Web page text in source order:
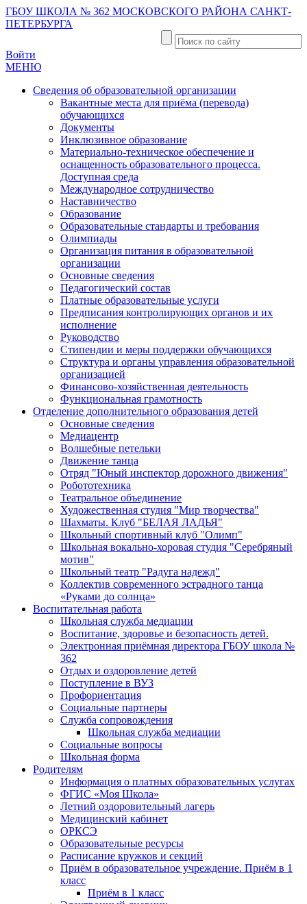
ГБОУ ШКОЛА № 362 МОСКОВСКОГО РАЙОНА САНКТ-
ПЕТЕРБУРГА
Войти
МЕНЮ
Сведения об образовательной организации
Вакантные места для приёма (перевода)
обучающихся
Документы
Инклюзивное образование
Материально-техническое обеспечение и
оснащенность образовательного процесса.
Доступная среда
Международное сотрудничество
Наставничество
Образование
Образовательные стандарты и требования
Олимпиады
Организация питания в образовательной
организации
Основные сведения
Педагогический состав
Платные образовательные услуги
Предписания контролирующих органов и их
исполнение
Руководство
Стипендии и меры поддержки обучающихся
Структура и органы управления образовательной
организацией
Финансово-хозяйственная деятельность
Функциональная грамотность
Отделение дополнительного образования детей
Основные сведения
Медиацентр
Волшебные петельки
Движение танца
Отряд "Юный инспектор дорожного движения"
Робототехника
Театральное объединение
Художественная студия "Мир творчества"
Шахматы. Клуб "БЕЛАЯ ЛАДЬЯ"
Школьный спортивный клуб "Олимп"
Школьная вокально-хоровая студия "Серебряный
мотив"
Школьный театр "Радуга надежд"
Коллектив современного эстрадного танца
«Руками до солнца»
Воспитательная работа
Школьная служба медиации
Воспитание, здоровье и безопасность детей.
Электронная приёмная директора ГБОУ школа №
362
Отдых и оздоровление детей
Поступление в ВУЗ
Профориентация
Социальные партнеры
Служба сопровождения
Школьная служба медиации
Социальные вопросы
Школьная форма
Родителям
Информация о платных образовательных услугах
ФГИС «Моя Школа»
Летний оздоровительный лагерь
Медицинский кабинет
ОРКСЭ
Образовательные ресурсы
Расписание кружков и секций
Приём в образовательное учреждение. Приём в 1
класс
Приём в 1 класс